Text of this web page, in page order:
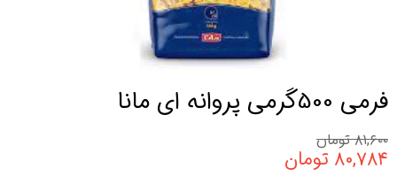
فرمی 500گرمی پروانه ای مانا
۸۱,۶۰۰ تومان
۸۰,۷۸۴ تومان